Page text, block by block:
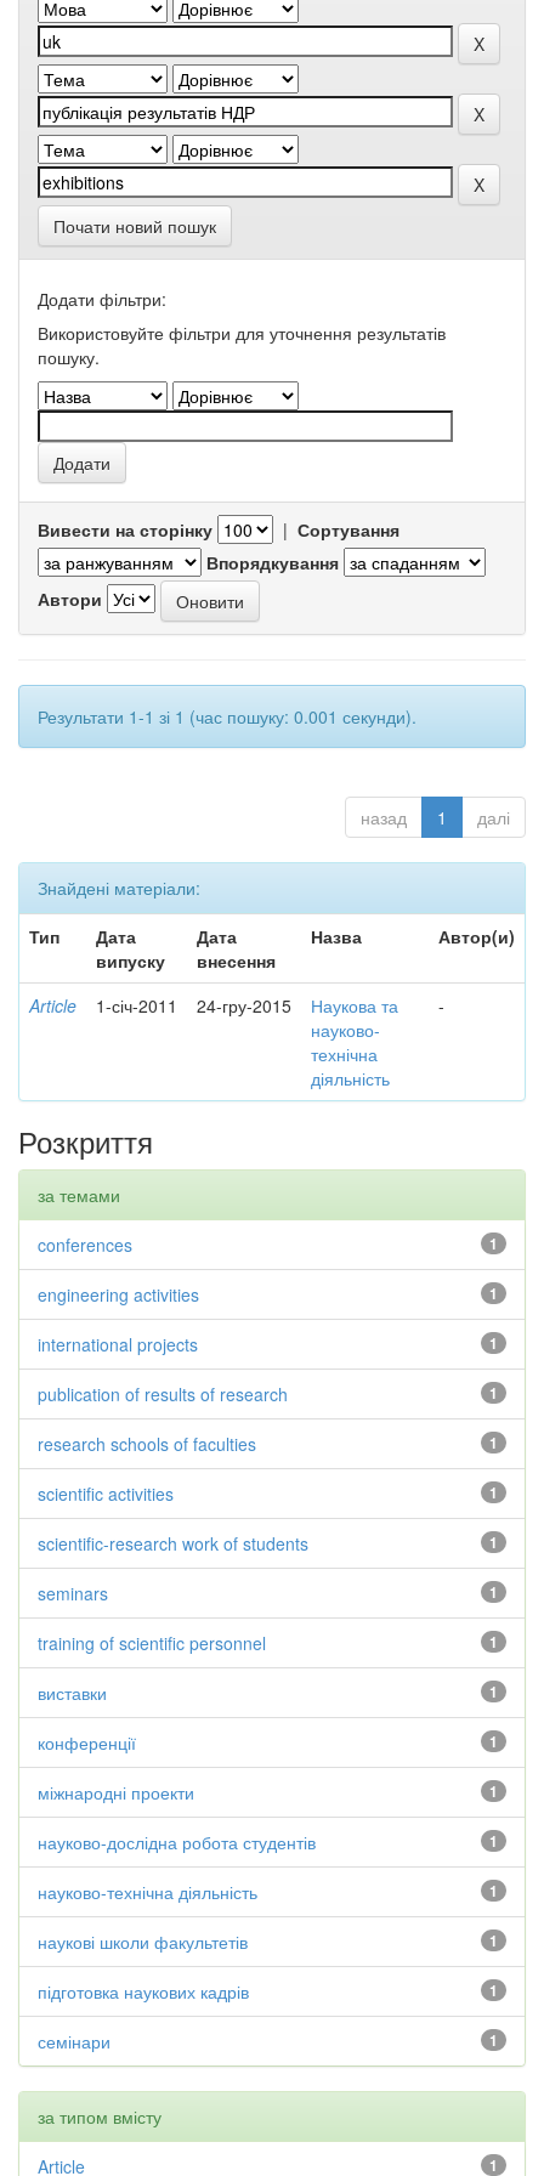
Почати новий пошук
Додати фільтри:
Використовуйте фільтри для уточнення результатів
пошуку.
Вивести на сторінку | Сортування
Впорядкування
Автори
Результати 1-1 зі 1 (час пошуку: 0.001 секунди).
назад 1 далі
Знайдені матеріали:
Тип
Дата
випуску
Дата
внесення
Назва Автор(и)
Article 1-січ-2011 24-гру-2015
Наукова та
науково-
технічна
діяльність
-
Розкриття
за темами
1
conferences
1
engineering activities
1
international projects
1
publication of results of research
1
research schools of faculties
1
scientific activities
1
scientific-research work of students
1
seminars
1
training of scientific personnel
1
виставки
1
конференції
1
міжнародні проекти
1
науково-дослідна робота студентів
1
науково-технічна діяльність
1
наукові школи факультетів
1
підготовка наукових кадрів
1
семінари
за типом вмісту
1
Article